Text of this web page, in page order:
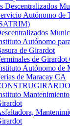
Descentralizados
Autónomo de
Autónomo
de Girardot
de Girardot
Autónomo de
de Maracay CA